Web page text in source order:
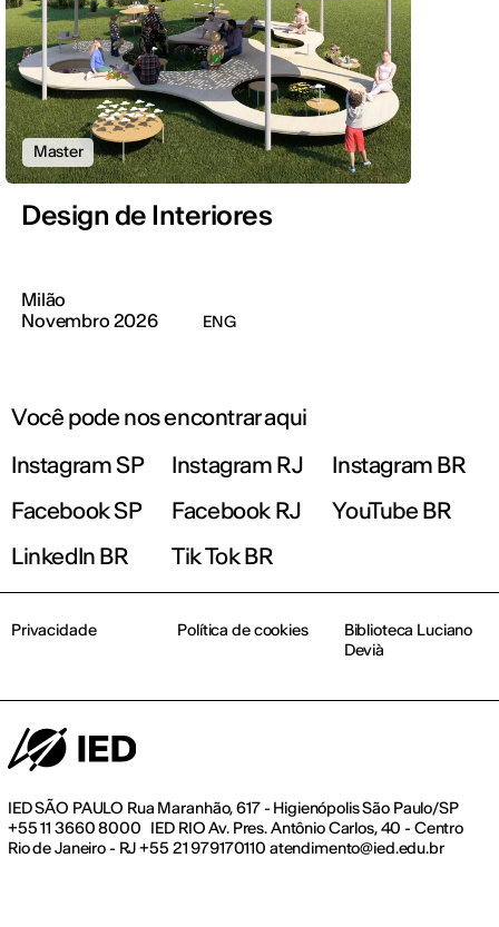
Master
Design de Interiores
Milão
Novembro 2026
ENG
Você pode nos encontrar aqui
Instagram SP
Instagram RJ
Instagram BR
Facebook SP
Facebook RJ
YouTube BR
LinkedIn BR
Tik Tok BR
IED SÃO PAULO Rua Maranhão, 617 - Higienópolis São Paulo/SP
+55 11 3660 8000 IED RIO Av. Pres. Antônio Carlos, 40 - Centro
Rio de Janeiro - RJ +55 21 979170110 atendimento@ied.edu.br
Privacidade Política de cookies
Biblioteca Luciano
Devià